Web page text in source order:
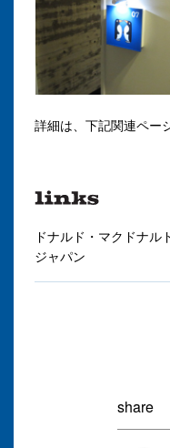
詳細は、下記関連ペー
ドナルド・マクドナル
ジャパン
share